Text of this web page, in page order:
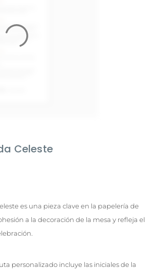
Celeste
es una pieza clave en la papelería de
a la decoración de la mesa y refleja el
personalizado incluye las iniciales de la